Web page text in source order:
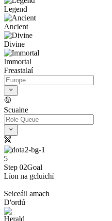
Legend
Ancient
Divine
Immortal
Freastalaí
Scuaine
5
Step 02Goal
Líon na gcluichí
Seiceáil amach
D'ordú